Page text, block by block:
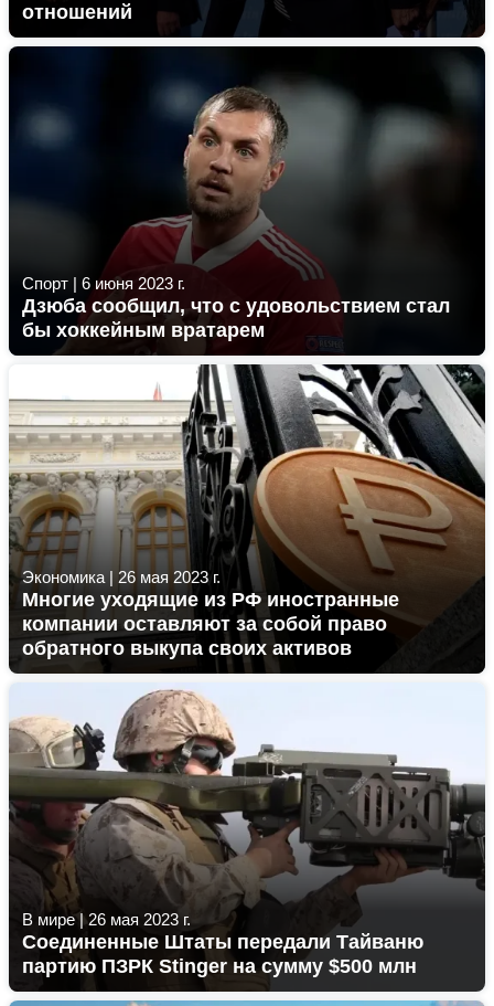
отношений
Спорт | 6 июня 2023 г.
Дзюба сообщил, что с удовольствием стал
бы хоккейным вратарем
Экономика | 26 мая 2023 г.
Многие уходящие из РФ иностранные
компании оставляют за собой право
обратного выкупа своих активов
В мире|26 мая 2023 г.
Соединенные Штаты передали Тайваню
партию ПЗРК Stinger на сумму $500 млн